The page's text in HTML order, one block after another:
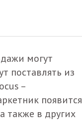
могут
поставлять из
–
появится
также в других